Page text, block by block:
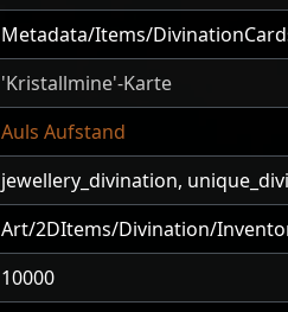
Metadata/Items/
'Kristallmine'-Karte
Auls Aufstand
jewellery_divination,
Art/2DItems/Divination/
10000